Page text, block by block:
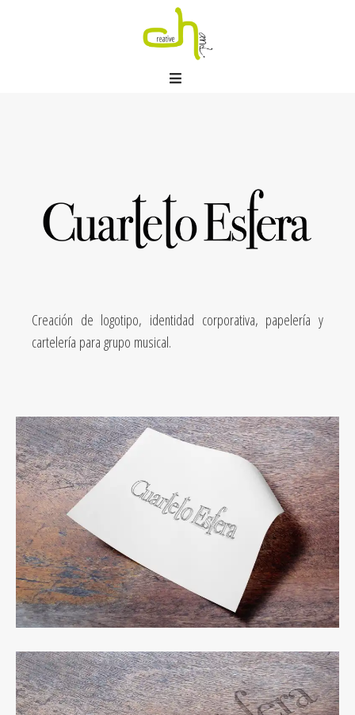
Creación de logotipo, identidad corporativa, papelería y
cartelería para grupo musical.